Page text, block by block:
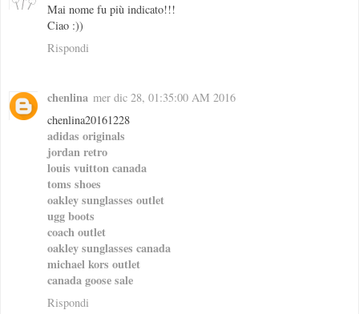
Mai nome fu più indicato!!!
Ciao :))
Rispondi
chenlina mer dic 28, 01:35:00 AM 2016
chenlina20161228
adidas originals
jordan retro
louis vuitton canada
toms shoes
oakley sunglasses outlet
ugg boots
coach outlet
oakley sunglasses canada
michael kors outlet
canada goose sale
Rispondi